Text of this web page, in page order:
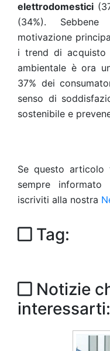
elettrodomestici
(34%).
motivazione
i trend di acquisto
ambientale è ora
37% dei
senso di
sostenibile e
Se questo
sempre
iscriviti alla nostra
Tag:
Notizie
interessarti: